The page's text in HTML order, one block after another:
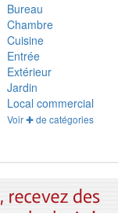
Bureau
Chambre
Cuisine
Entrée
Extérieur
Jardin
Local commercial
Voir ✚ de catégories